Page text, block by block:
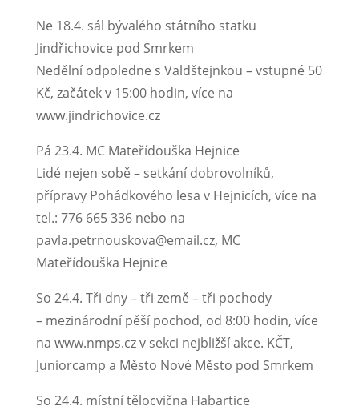
Ne 18.4. sál bývalého státního statku
Jindřichovice pod Smrkem
Nedělní odpoledne s Valdštejnkou – vstupné 50
Kč, začátek v 15:00 hodin, více na
www.jindrichovice.cz
Pá 23.4. MC Mateřídouška Hejnice
Lidé nejen sobě – setkání dobrovolníků,
přípravy Pohádkového lesa v Hejnicích, více na
tel.: 776 665 336 nebo na
pavla.petrnouskova@email.cz, MC
Mateřídouška Hejnice
So 24.4. Tři dny – tři země – tři pochody
– mezinárodní pěší pochod, od 8:00 hodin, více
na www.nmps.cz v sekci nejbližší akce. KČT,
Juniorcamp a Město Nové Město pod Smrkem
So 24.4. místní tělocvična Habartice